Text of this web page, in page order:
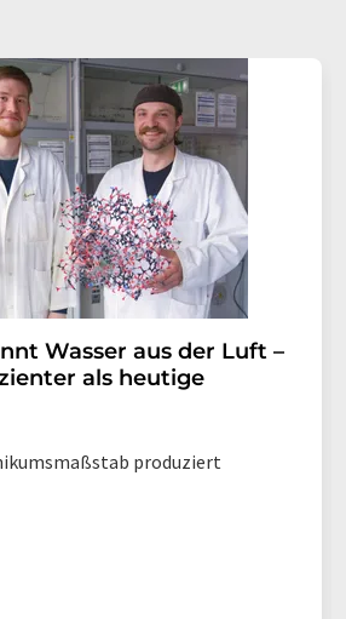
Wasser aus der Luft –
als heutige
produziert